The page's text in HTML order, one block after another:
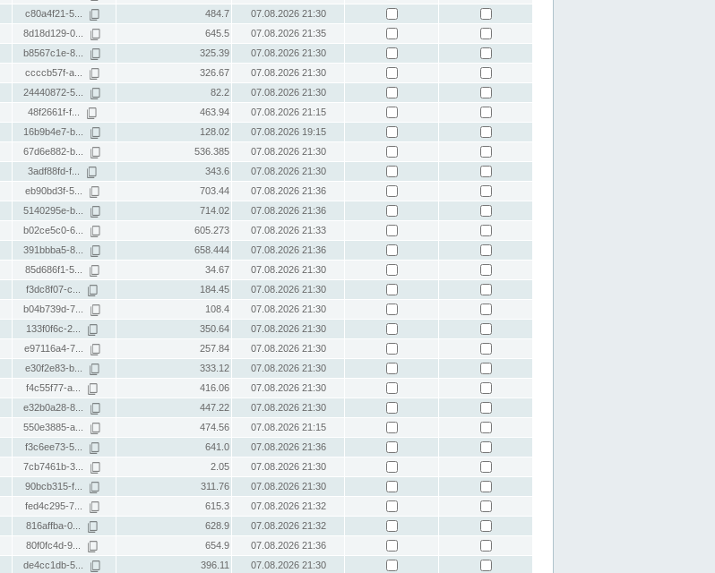
c80a4f21-5... 484.7
07.08.2026 21:30
8d18d129-0... 645.5
07.08.2026 21:35
b8567c1e-8... 325.39
07.08.2026 21:30
ccccb57f-a... 326.67
07.08.2026 21:30
24440872-5... 82.2
07.08.2026 21:30
48f2661f-f... 463.94
07.08.2026 21:15
16b9b4e7-b... 128.02
07.08.2026 19:15
67d6e882-b... 536.385
07.08.2026 21:30
3adf88fd-f... 343.6
07.08.2026 21:30
eb90bd3f-5... 703.44
07.08.2026 21:36
5140295e-b... 714.02
07.08.2026 21:36
b02ce5c0-6... 605.273
07.08.2026 21:33
391bbba5-8... 658.444
07.08.2026 21:36
85d686f1-5... 34.67
07.08.2026 21:30
f3dc8f07-c... 184.45
07.08.2026 21:30
b04b739d-7... 108.4
07.08.2026 21:30
133f0f6c-2... 350.64
07.08.2026 21:30
e97116a4-7... 257.84
07.08.2026 21:30
e30f2e83-b... 333.12
07.08.2026 21:30
f4c55f77-a... 416.06
07.08.2026 21:30
e32b0a28-8... 447.22
07.08.2026 21:30
550e3885-a... 474.56
07.08.2026 21:15
f3c6ee73-5... 641.0
07.08.2026 21:36
7cb7461b-3... 2.05
07.08.2026 21:30
90bcb315-f... 311.76
07.08.2026 21:30
fed4c295-7... 615.3
07.08.2026 21:32
816affba-0... 628.9
07.08.2026 21:32
80f0fc4d-9... 654.9
07.08.2026 21:36
de4cc1db-5... 396.11 07.08.2026 21:30